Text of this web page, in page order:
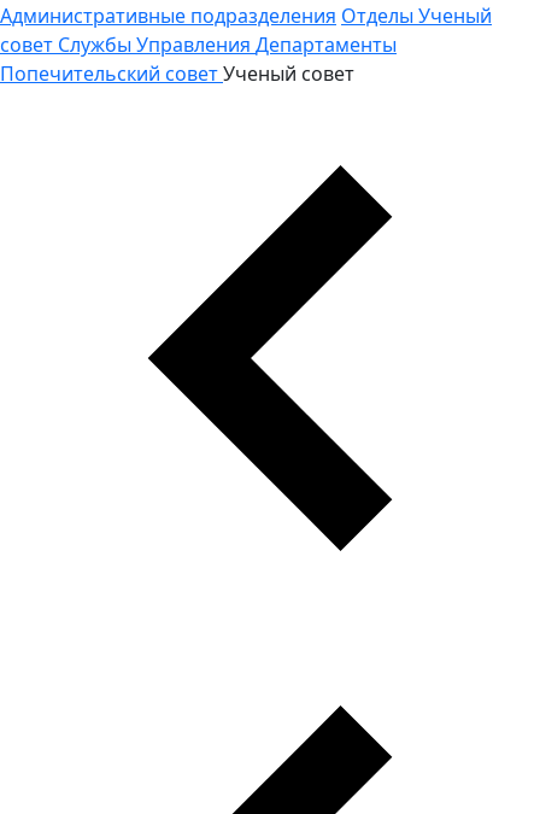
Административные подразделения Отделы Ученый
совет Службы Управления Департаменты
Попечительский советУченый совет